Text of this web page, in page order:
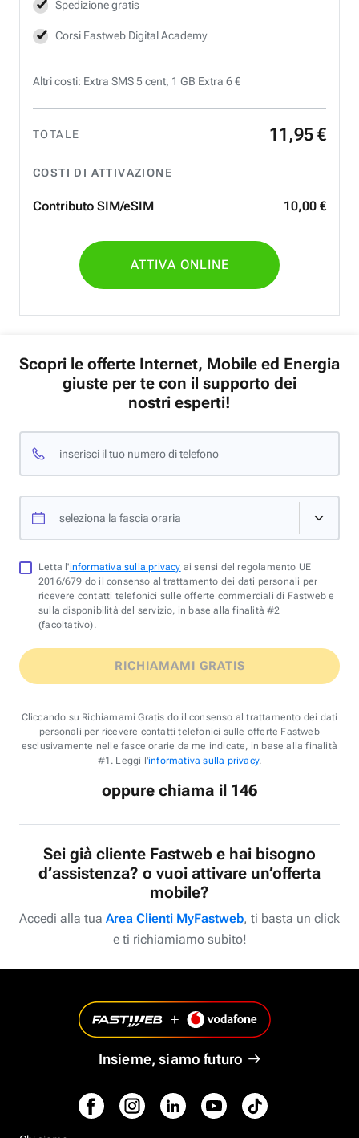
Spedizione gratis
Corsi Fastweb Digital Academy
Altri costi: Extra SMS 5 cent, 1 GB Extra 6 €
TOTALE 11 ,95 €
COSTI DI ATTIVAZIONE
Contributo SIM/eSIM 10,00 €
ATTIVA ONLINE
Scopri le offerte Internet, Mobile ed Energia
giuste per te con il supporto dei
nostri esperti!
inserisci il tuo numero di telefono
seleziona la fascia oraria
Letta l'informativa sulla privacy ai sensi del regolamento UE
2016/679 do il consenso al trattamento dei dati personali per
ricevere contatti telefonici sulle offerte commerciali di Fastweb e
sulla disponibilità del servizio, in base alla finalità #2
(facoltativo).
RICHIAMAMI GRATIS
Cliccando su Richiamami Gratis do il consenso al trattamento dei dati
personali per ricevere contatti telefonici sulle offerte Fastweb
esclusivamente nelle fasce orarie da me indicate, in base alla finalità
#1. Leggi l'informativa sulla privacy.
oppure chiama il 146
Sei già cliente Fastweb e hai bisogno
d’assistenza? o vuoi attivare un’offerta
mobile?
Accedi alla tua Area Clienti MyFastweb, ti basta un click
e ti richiamiamo subito!
Insieme, siamo futuro